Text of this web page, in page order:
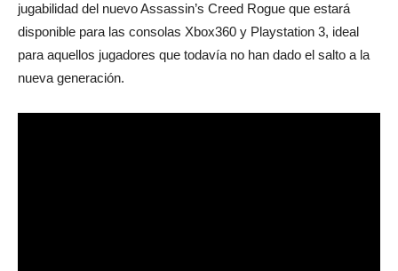
jugabilidad del nuevo Assassin’s Creed Rogue que estará
disponible para las consolas Xbox360 y Playstation 3, ideal
para aquellos jugadores que todavía no han dado el salto a la
nueva generación.